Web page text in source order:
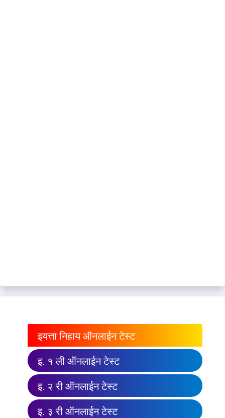
इयत्ता निहाय ऑनलाईन टेस्ट
इ. १ ली ऑनलाईन टेस्ट
इ. २ री ऑनलाईन टेस्ट
इ. ३ री ऑनलाईन टेस्ट